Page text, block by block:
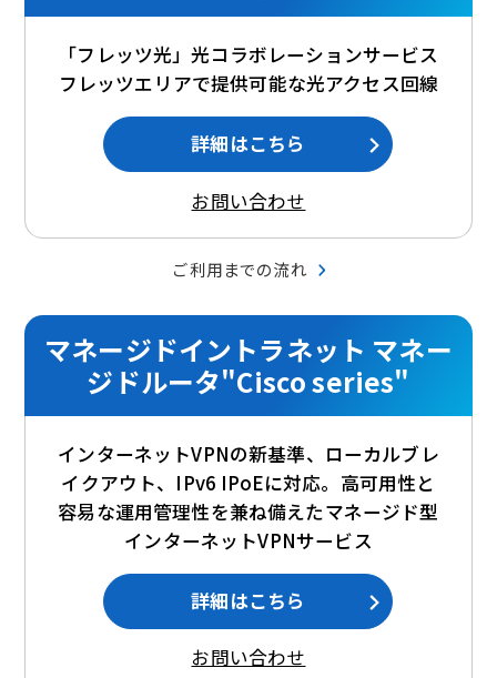
「フレッツ光」光コラボレーションサービス
フレッツエリアで提供可能な光アクセス回線
詳細はこちら
お問い合わせ
ご利用までの流れ
マネージドイントラネット マネー
ジドルータ"Cisco series"
インターネットVPNの新基準、ローカルブレ
イクアウト、IPv6 IPoEに対応。高可用性と
容易な運用管理性を兼ね備えたマネージド型
インターネットVPNサービス
詳細はこちら
お問い合わせ